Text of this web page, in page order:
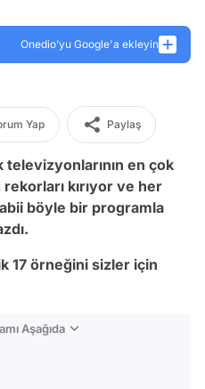
Onedio’yu Google'a ekleyin
Yap Paylaş
televizyonlarının en çok
rekorları kırıyor ve her
böyle bir programla
17 örneğini sizler için
Aşağıda